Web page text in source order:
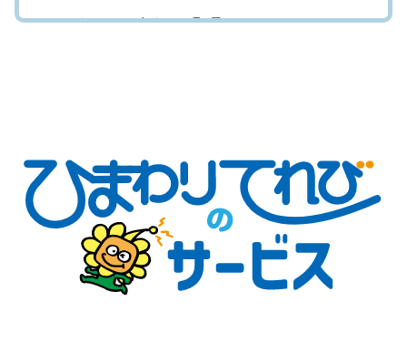
メンテナンスのお知らせ(8月5日)
【重要】チャンネル編成・変更のおしらせ
2026.05.27 お知らせ
【重要】「スーパー！ドラマ TV #海外ドラマ☆エンタ
メ」(CS231)放送終了のお知らせ